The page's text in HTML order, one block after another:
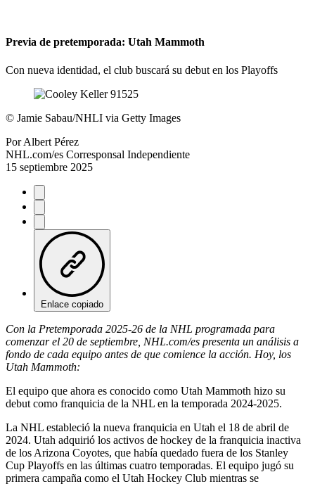
Previa de pretemporada: Utah Mammoth
Con nueva identidad, el club buscará su debut en los Playoffs
© Jamie Sabau/NHLI via Getty Images
Por Albert Pérez
NHL.com/es Corresponsal Independiente
15 septiembre 2025
Enlace copiado
Con la Pretemporada 2025-26 de la NHL programada para
comenzar el 20 de septiembre, NHL.com/es presenta un análisis a
fondo de cada equipo antes de que comience la acción. Hoy, los
Utah Mammoth:
El equipo que ahora es conocido como Utah Mammoth hizo su
debut como franquicia de la NHL en la temporada 2024-2025.
La NHL estableció la nueva franquicia en Utah el 18 de abril de
2024. Utah adquirió los activos de hockey de la franquicia inactiva
de los Arizona Coyotes, que había quedado fuera de los Stanley
Cup Playoffs en las últimas cuatro temporadas. El equipo jugó su
primera campaña como el Utah Hockey Club mientras se